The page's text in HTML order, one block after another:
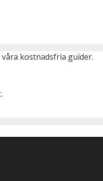
kostnadsfria guider.